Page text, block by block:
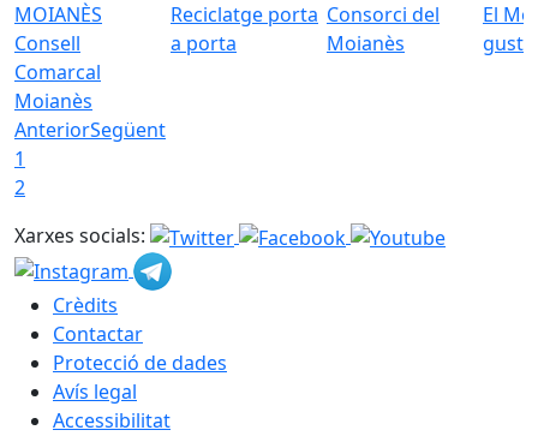
Consell
Comarcal
Moianès
Reciclatge porta
a porta
Consorci del
Moianès
El
gust
AnteriorSegüent
1
2
Xarxes socials:
Crèdits
Contactar
Protecció de dades
Avís legal
Accessibilitat